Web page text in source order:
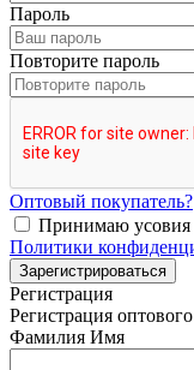
Пароль
Повторите пароль
Оптовый покупатель?
Принимаю усовия
Политики
Зарегистрироваться
Регистрация
Регистрация
Фамилия Имя